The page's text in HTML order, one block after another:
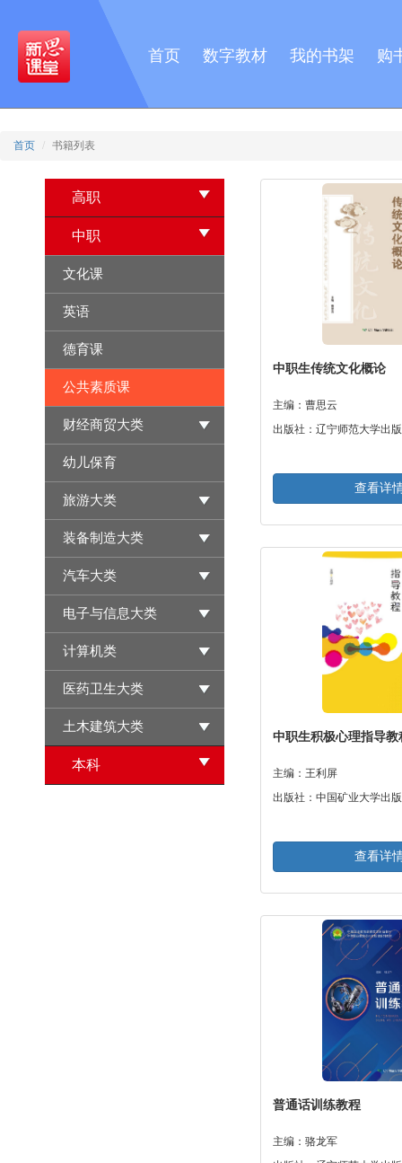
首页 数字教材 我的书架 购
首页 书籍列表
高职
中职
文化课
英语
德育课
公共素质课
财经商贸大类
幼儿保育
旅游大类
装备制造大类
汽车大类
电子与信息大类
计算机类
医药卫生大类
土木建筑大类
本科
中职生传统文化概论
主编：曹思云
出版社：辽宁师范大学出
查看详
中职生积极心理指导教
主编：王利屏
出版社：中国矿业大学出
查看详
普通话训练教程
主编：骆龙军